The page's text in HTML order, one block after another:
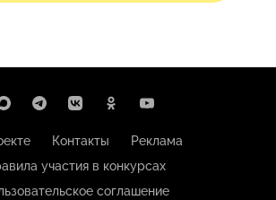
Контакты
Реклама
участия в конкурсах
соглашение